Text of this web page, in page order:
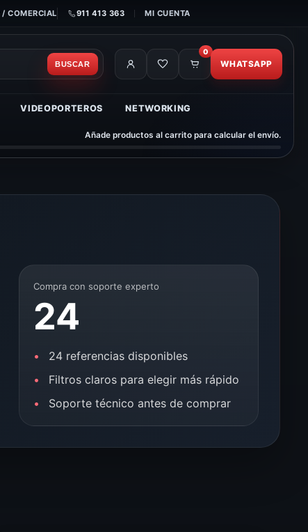
COMERCIAL 911 413 363 MI CUENTA
BUSCAR
0
WHATSAPP
VIDEOPORTEROS NETWORKING
Añade productos al carrito para calcular el envío.
Compra con soporte experto
24
24 referencias disponibles
Filtros claros para elegir más rápido
Soporte técnico antes de comprar